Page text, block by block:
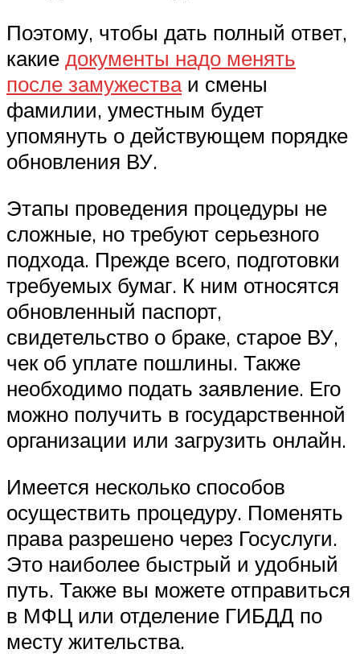
Поэтому, чтобы дать полный ответ,
какие документы надо менять
после замужестваи смены
фамилии, уместным будет
упомянуть о действующем порядке
обновления ВУ.
Этапы проведения процедуры не
сложные, но требуют серьезного
подхода. Прежде всего, подготовки
требуемых бумаг. К ним относятся
обновленный паспорт,
свидетельство о браке, старое ВУ,
чек об уплате пошлины. Также
необходимо подать заявление. Его
можно получить в государственной
организации или загрузить онлайн.
Имеется несколько способов
осуществить процедуру. Поменять
права разрешено через Госуслуги.
Это наиболее быстрый и удобный
путь. Также вы можете отправиться
в МФЦ или отделение ГИБДД по
месту жительства.